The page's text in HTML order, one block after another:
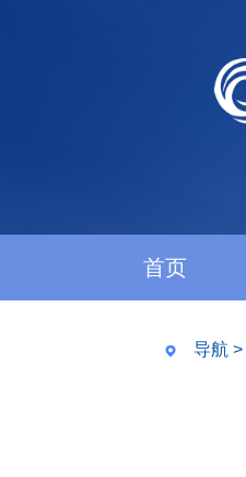
首页
导航 >